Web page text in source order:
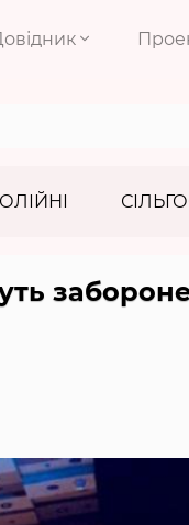
ОЛІЙНІ